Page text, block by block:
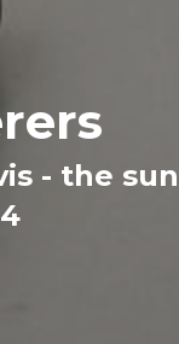
- the sun